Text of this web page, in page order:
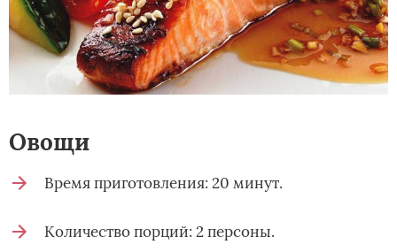
Овощи
Время приготовления: 20 минут.
Количество порций: 2 персоны.